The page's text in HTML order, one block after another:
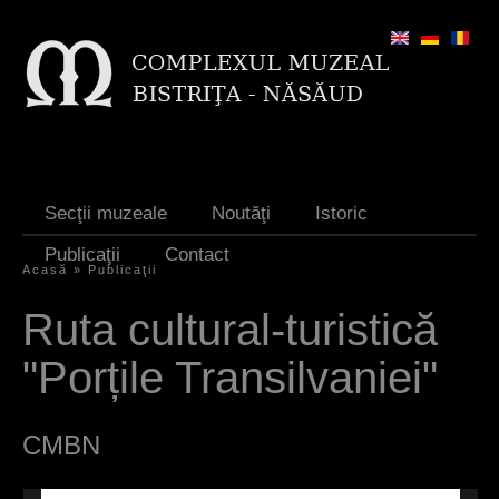
Secţii muzeale Noutăţi
Istoric
Publicaţii
Contact
ş
t
a
i
Acasă » Publicaţii
Ruta cultural-turistică
"Porțile Transilvaniei"
CMBN